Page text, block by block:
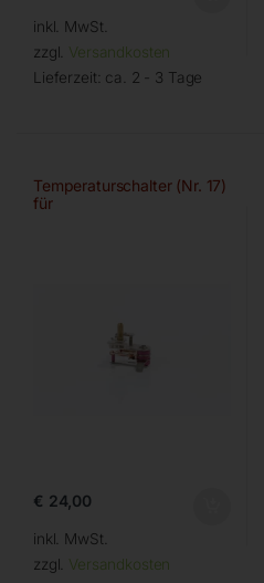
inkl. MwSt.
zzgl. Versandkosten
Lieferzeit: ca. 2 - 3 Tage
Temperaturschalter (Nr. 17)
für
€ 24,00
inkl. MwSt.
zzgl. Versandkosten